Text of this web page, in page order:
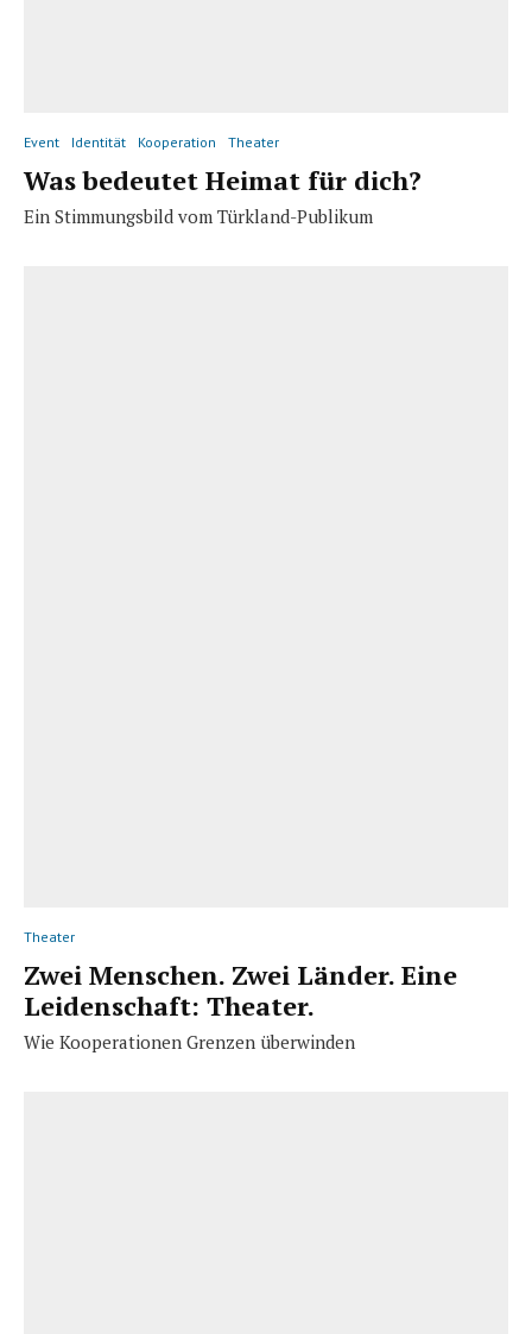
Event Identität Kooperation Theater
Was bedeutet Heimat für dich?
Ein Stimmungsbild vom Türkland-Publikum
Theater
Zwei Menschen. Zwei Länder. Eine
Leidenschaft: Theater.
Wie Kooperationen Grenzen überwinden